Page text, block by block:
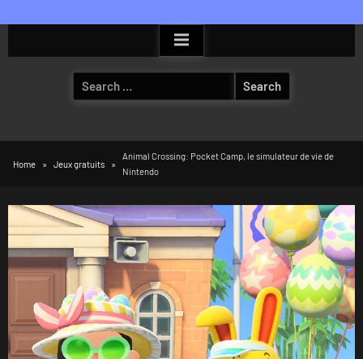
to
Search
for:
Home Jeux gratuits
Animal Crossing: Pocket Camp, le simulateur de vie de
Nintendo